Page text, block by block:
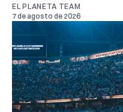
EL PLANETA TEAM
7 de agosto de 2026